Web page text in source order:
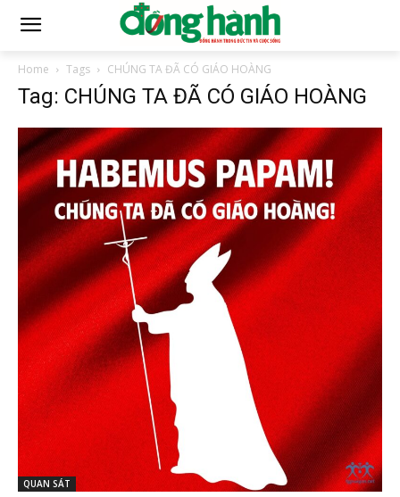
Home Tags CHÚNG TA ĐÃ CÓ GIÁO HOÀNG
Tag: CHÚNG TA ĐÃ CÓ GIÁO HOÀNG
QUAN SÁT